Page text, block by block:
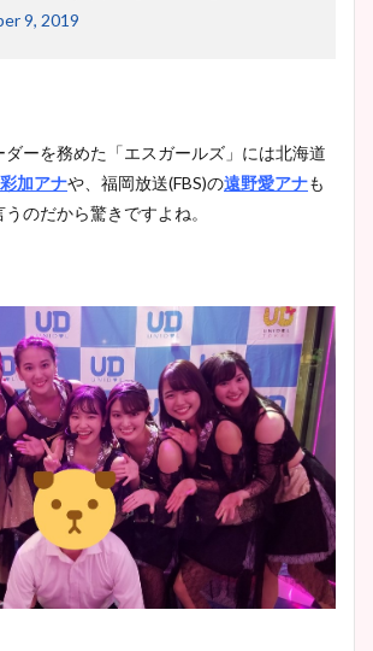
9, 2019
ーを務めた「エスガールズ」には北海道
加アナや、福岡放送(FBS)の遠野愛アナも
のだから驚きですよね。